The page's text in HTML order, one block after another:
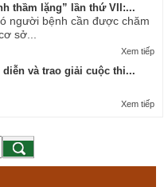
thầm lặng” lần thứ VII:...
người bệnh cần được chăm
sở...
Xem tiếp
và trao giải cuộc thi...
Xem tiếp